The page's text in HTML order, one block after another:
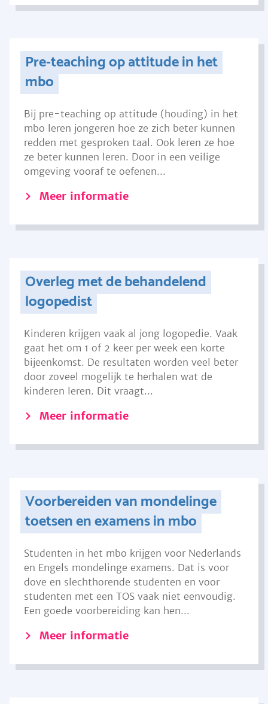
Pre-teaching op attitude in het
mbo
Bij pre-teaching op attitude (houding) in het
mbo leren jongeren hoe ze zich beter kunnen
redden met gesproken taal. Ook leren ze hoe
ze beter kunnen leren. Door in een veilige
omgeving vooraf te oefenen...
Meer informatie
Overleg met de behandelend
logopedist
Kinderen krijgen vaak al jong logopedie. Vaak
gaat het om 1 of 2 keer per week een korte
bijeenkomst. De resultaten worden veel beter
door zoveel mogelijk te herhalen wat de
kinderen leren. Dit vraagt...
Meer informatie
Voorbereiden van mondelinge
toetsen en examens in mbo
Studenten in het mbo krijgen voor Nederlands
en Engels mondelinge examens. Dat is voor
dove en slechthorende studenten en voor
studenten met een TOS vaak niet eenvoudig.
Een goede voorbereiding kan hen...
Meer informatie